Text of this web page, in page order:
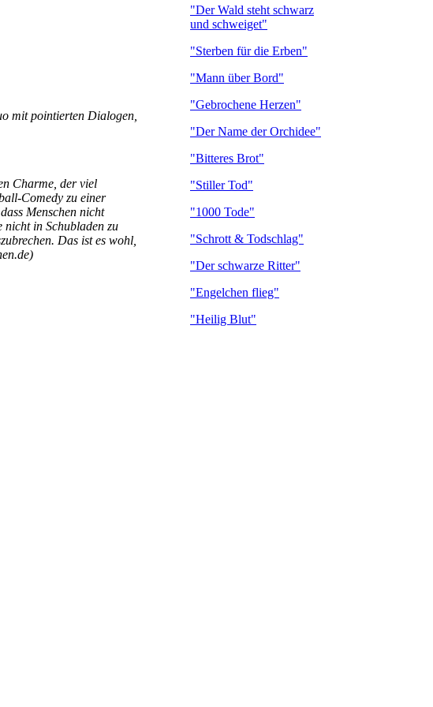
mit pointierten Dialogen,
Charme, der viel
Comedy zu einer
Menschen nicht
nicht in Schubladen zu
Das ist es wohl,
"Der Wald steht schwarz
und schweiget"
"Sterben für die Erben"
"Mann über Bord"
"Gebrochene Herzen"
"Der Name der Orchidee"
"Bitteres Brot"
"Stiller Tod"
"1000 Tode"
"Schrott & Todschlag"
"Der schwarze Ritter"
"Engelchen flieg"
"Heilig Blut"